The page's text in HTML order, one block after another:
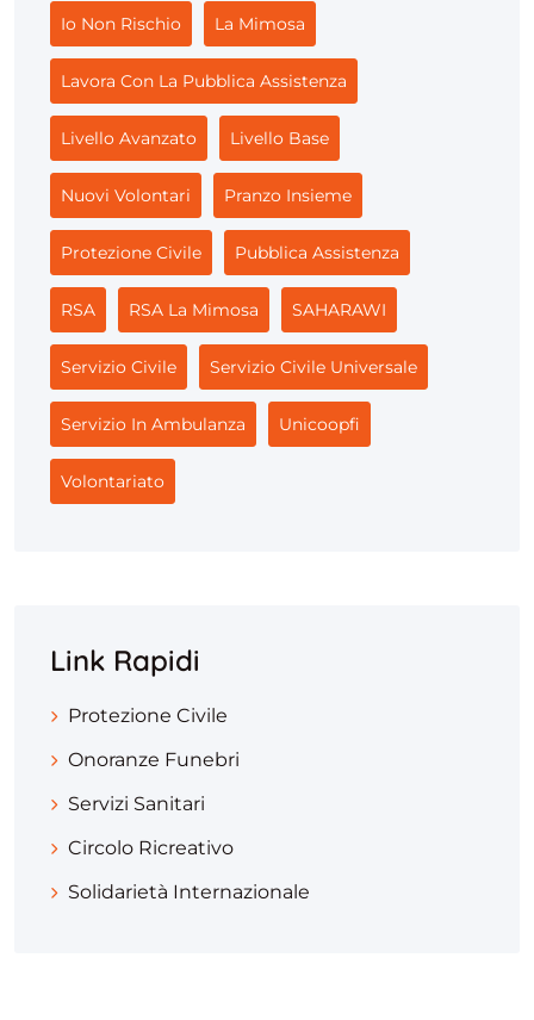
Io Non Rischio La Mimosa
Lavora Con La Pubblica Assistenza
Livello Avanzato Livello Base
Nuovi Volontari Pranzo Insieme
Protezione Civile Pubblica Assistenza
RSA RSA La Mimosa SAHARAWI
Servizio Civile Servizio Civile Universale
Servizio In Ambulanza Unicoopfi
Volontariato
Link Rapidi
Protezione Civile
Onoranze Funebri
Servizi Sanitari
Circolo Ricreativo
Solidarietà Internazionale